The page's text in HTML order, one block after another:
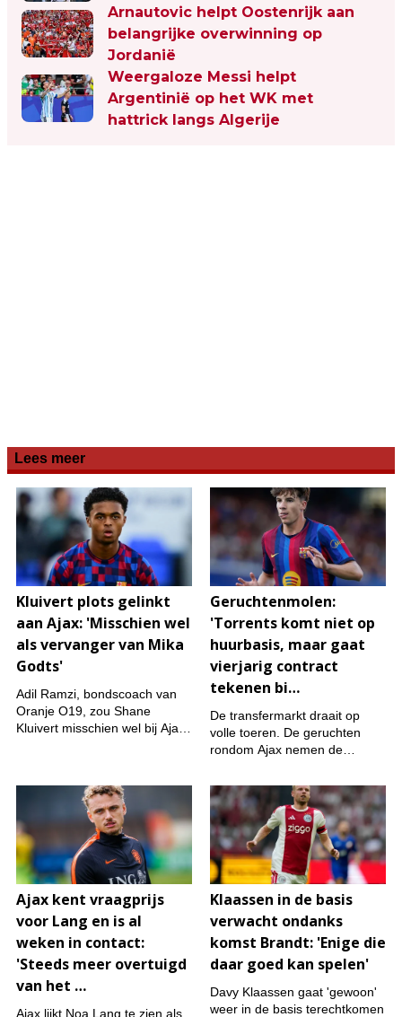
Arnautovic helpt Oostenrijk aan
belangrijke overwinning op
Jordanië
Weergaloze Messi helpt
Argentinië op het WK met
hattrick langs Algerije